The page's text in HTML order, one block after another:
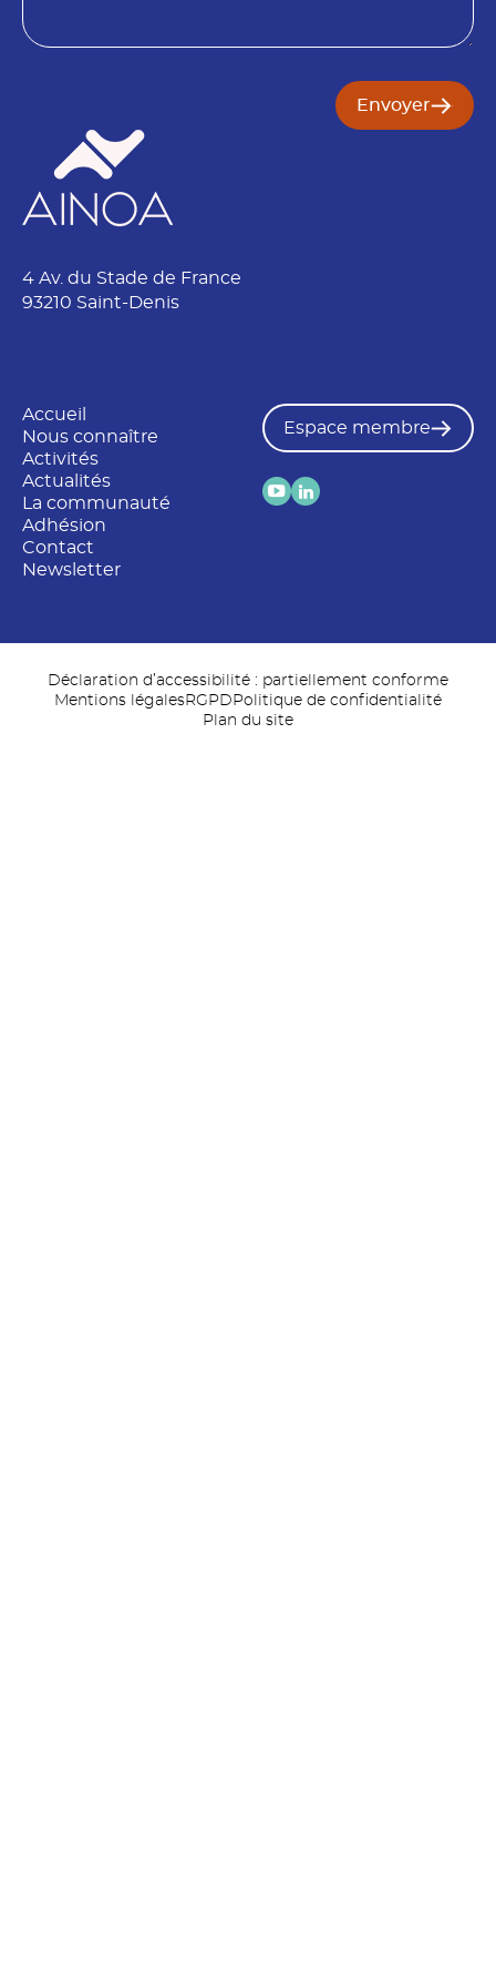
n
Envoyer
4 Av. du Stade de France
93210 Saint-Denis
Accueil
Nous connaître
Activités
Actualités
La communauté
Adhésion
Contact
Newsletter
Espace membre
Déclaration d’accessibilité : partiellement conforme
Mentions légalesRGPD Politique de confidentialité
Plan du site